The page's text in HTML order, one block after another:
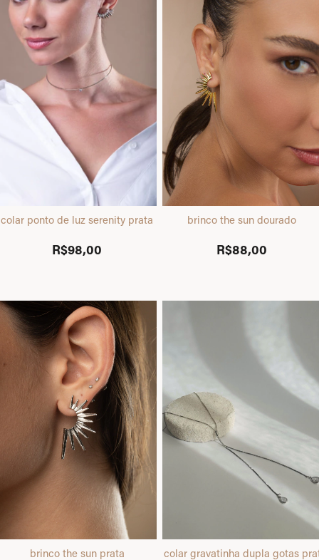
colar ponto de luz serenity prata
R$98,00
brinco the sun dourado
R$88,00
brinco the sun prata colar gravatinha dupla gotas